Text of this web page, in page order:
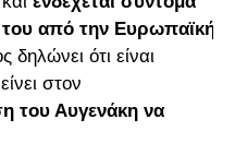
του από την Ευρωπαϊκή
ότι είναι
στον
του Αυγενάκη να